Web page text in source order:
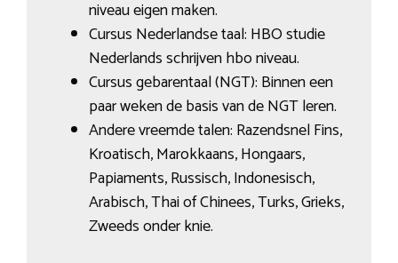
niveau eigen maken.
Cursus Nederlandse taal: HBO studie
Nederlands schrijven hbo niveau.
Cursus gebarentaal (NGT): Binnen een
paar weken de basis van de NGT leren.
Andere vreemde talen: Razendsnel Fins,
Kroatisch, Marokkaans, Hongaars,
Papiaments, Russisch, Indonesisch,
Arabisch, Thai of Chinees, Turks, Grieks,
Zweeds onder knie.